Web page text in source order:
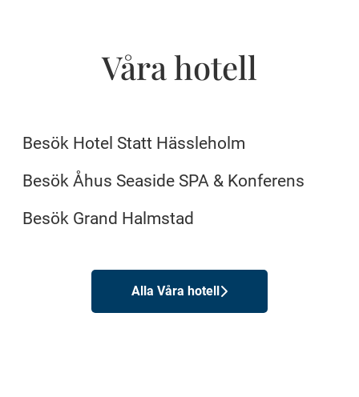
Våra hotell
Besök Hotel Statt Hässleholm
Besök Åhus Seaside SPA & Konferens
Grand Halmstad
Besök Grand Halmstad
Alla Våra hotell